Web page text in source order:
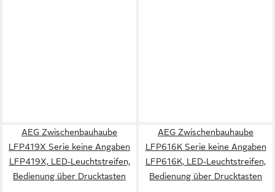
AEG Zwischenbauhaube
LFP419X Serie keine Angaben
LFP419X, LED-Leuchtstreifen,
Bedienung über Drucktasten
AEG Zwischenbauhaube
LFP616K Serie keine Angaben
LFP616K, LED-Leuchtstreifen,
Bedienung über Drucktasten